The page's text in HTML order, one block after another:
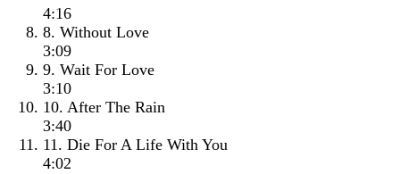
4:16
8. Without Love
3:09
9. Wait For Love
3:10
10. After The Rain
3:40
11. Die For A Life With You
4:02